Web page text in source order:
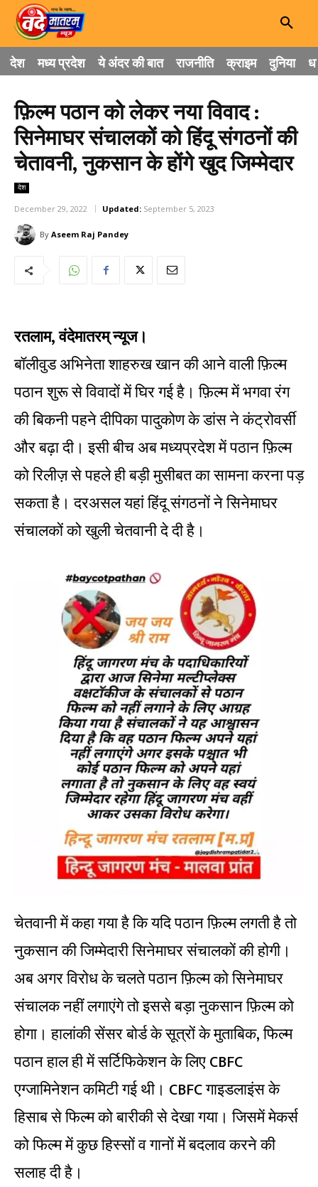
देश मध्य प्रदेश ये अंदर की बात राजनीति क्राइम दुनिया
फ़िल्म पठान को लेकर नया विवाद :
सिनेमाघर संचालकों को हिंदू संगठनों की
चेतावनी, नुकसान के होंगे खुद जिम्मेदार
देश
December 29, 2022 Updated: September 5, 2023
By Aseem Raj Pandey
रतलाम, वंदेमातरम् न्यूज।
बॉलीवुड अभिनेता शाहरुख खान की आने वाली फ़िल्म
पठान शुरू से विवादों में घिर गई है। फ़िल्म में भगवा रंग
की बिकनी पहने दीपिका पादुकोण के डांस ने कंट्रोवर्सी
और बढ़ा दी। इसी बीच अब मध्यप्रदेश में पठान फ़िल्म
को रिलीज़ से पहले ही बड़ी मुसीबत का सामना करना पड़
सकता है। दरअसल यहां हिंदू संगठनों ने सिनेमाघर
संचालकों को खुली चेतवानी दे दी है।
चेतवानी में कहा गया है कि यदि पठान फ़िल्म लगती है तो
नुकसान की जिम्मेदारी सिनेमाघर संचालकों की होगी।
अब अगर विरोध के चलते पठान फ़िल्म को सिनेमाघर
संचालक नहीं लगाएंगे तो इससे बड़ा नुकसान फ़िल्म को
होगा। हालांकी सेंसर बोर्ड के सूत्रों के मुताबिक, फिल्म
पठान हाल ही में सर्टिफिकेशन के लिए CBFC
एग्जामिनेशन कमिटी गई थी। CBFC गाइडलाइंस के
हिसाब से फिल्म को बारीकी से देखा गया। जिसमें मेकर्स
को फिल्म में कुछ हिस्सों व गानों में बदलाव करने की
सलाह दी है।